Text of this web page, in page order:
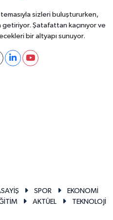
sizleri buluştururken,
Şatafattan kaçınıyor ve
bir altyapı sunuyor.
SPOR
EKONOMİ
AKTÜEL TEKNOLOJİ